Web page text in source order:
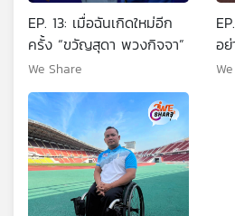
EP. 13: เมื่อฉันเกิดใหม่อีก
ครั้ง “ขวัญสุดา พวงกิจจา”
We Share
อย่าง
เก